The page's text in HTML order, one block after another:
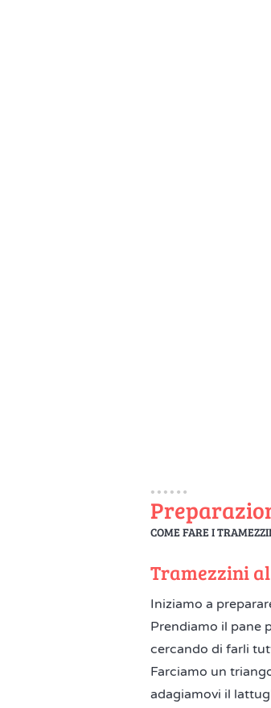
COME FARE I
Tramezzini
Iniziamo a
Prendiamo il pane
cercando di farli
Farciamo un
adagiamovi il